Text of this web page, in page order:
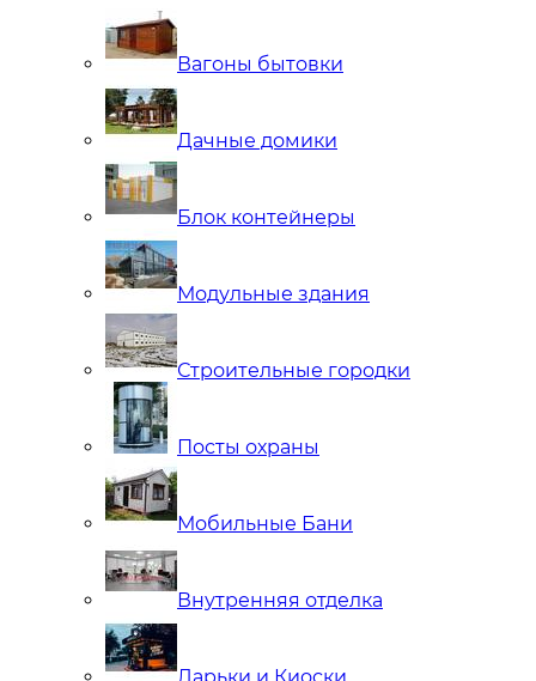
Вагоны бытовки
Дачные домики
Блок контейнеры
Модульные здания
Строительные городки
Посты охраны
Мобильные Бани
Внутренняя отделка
Ларьки и Киоски